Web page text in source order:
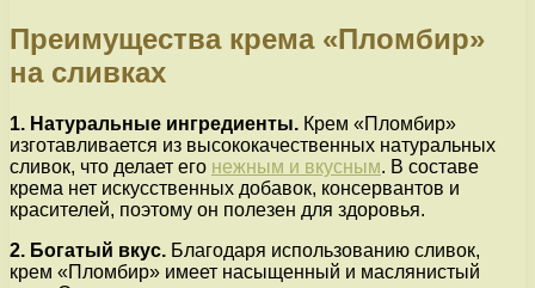
Преимущества крема «Пломбир»
на сливках
1. Натуральные ингредиенты. Крем «Пломбир»
изготавливается из высококачественных натуральных
сливок, что делает его нежным и вкусным. В составе
крема нет искусственных добавок, консервантов и
красителей, поэтому он полезен для здоровья.
2. Богатый вкус. Благодаря использованию сливок,
крем «Пломбир» имеет насыщенный и маслянистый